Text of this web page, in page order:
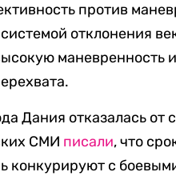
против
отклонения
маневренность
Дания отказалась
СМИ писали, что
конкурируют с